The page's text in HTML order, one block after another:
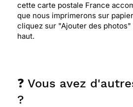
cette carte postale France
que nous imprimerons sur
cliquez sur "Ajouter des photos"
haut.
❓ Vous avez
?